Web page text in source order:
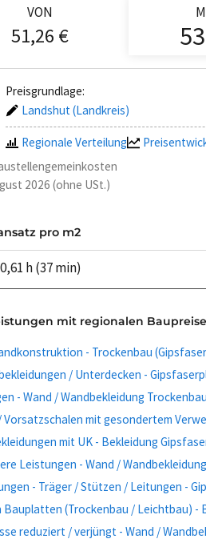
VON
51,26 €
Preisgrundlage:
Landshut (Landkreis)
Regionale Verteilung
2026 (ohne USt.)
pro m2
h (37 min)
mit regionalen
- Trockenbau
/ Unterdecken -
- Wand / Wandbekleidung Trockenbau
Vorsatzschalen mit gesondertem
mit UK - Bekleidung
Leistungen - Wand /
- Träger / Stützen / Leitungen -
Bauplatten (Trockenbau / Leichtbau) -
reduziert / verjüngt - Wand /